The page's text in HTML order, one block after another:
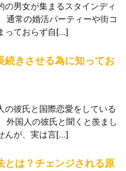
の男女が集まるスタインディ
通常の婚活パーティーや街コ
っておらず自[…]
続きさせる為に知ってお
の彼氏と国際恋愛をしている
外国人の彼氏と聞くと羨まし
んが、実は言[…]
とは？チェンジされる原